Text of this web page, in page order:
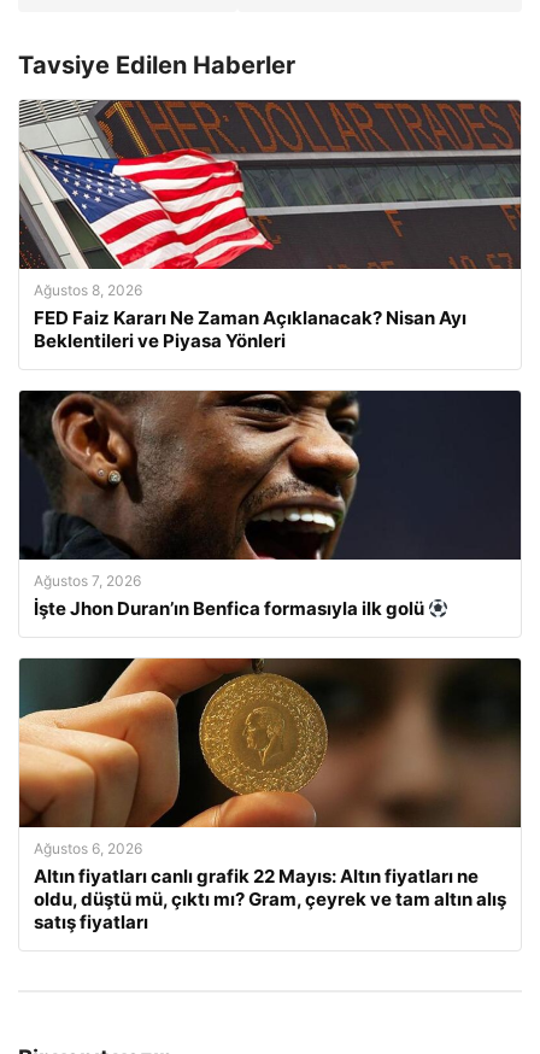
Tavsiye Edilen Haberler
Ağustos 8, 2026
FED Faiz Kararı Ne Zaman Açıklanacak? Nisan Ayı
Beklentileri ve Piyasa Yönleri
Ağustos 7, 2026
İşte Jhon Duran’ın Benfica formasıyla ilk golü
Ağustos 6, 2026
Altın fiyatları canlı grafik 22 Mayıs: Altın fiyatları ne
oldu, düştü mü, çıktı mı? Gram, çeyrek ve tam altın alış
satış fiyatları